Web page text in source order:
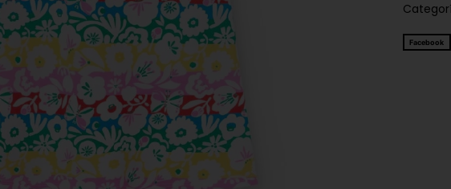
Facebook